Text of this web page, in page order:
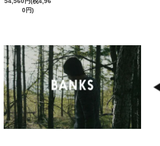
0円)